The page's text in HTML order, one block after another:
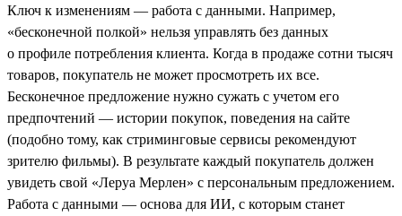
Ключ к изменениям — работа с данными. Например,
«бесконечной полкой» нельзя управлять без данных
о профиле потребления клиента. Когда в продаже сотни тысяч
товаров, покупатель не может просмотреть их все.
Бесконечное предложение нужно сужать с учетом его
предпочтений — истории покупок, поведения на сайте
(подобно тому, как стриминговые сервисы рекомендуют
зрителю фильмы). В результате каждый покупатель должен
увидеть свой «Леруа Мерлен» с персональным предложением.
Работа с данными — основа для ИИ, с которым станет